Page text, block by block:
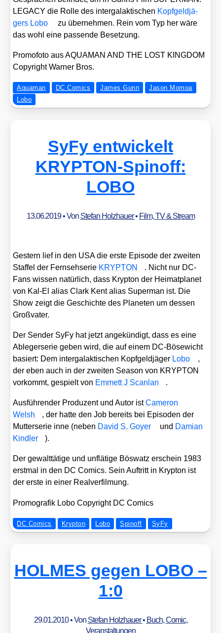
LEGACY die Rol­le des inter­ga­lak­ti­schen Kopf­geld­jä­
gers Lobo
zu über­neh­men. Rein vom Typ her wäre
das wohl eine pas­sen­de Beset­zung.
Pro­mo­fo­to aus AQUAMAN AND THE LOST KINGDOM
Copy­right War­ner Bros.
Aquaman DC Comics James Gunn
Jason Momoa
Lobo
SyFy entwickelt
KRYPTON-Spinoff:
LOBO
13.06.2019• Von Stefan Holzhauer• Film, TV & Stream
Ges­tern lief in den USA die ers­te Epi­so­de der zwei­ten
Staf­fel der Fern­seh­se­rie KRYPTON
. Nicht nur DC-
Fans wis­sen natür­lich, dass Kryp­ton der Hei­mat­pla­net
von Kal-El ali­as Clark Kent ali­as Super­man ist. Die
Show zeigt die Geschich­te des Pla­ne­ten um des­sen
Groß­va­ter.
Der Sen­der SyFy hat jetzt ange­kün­digt, dass es eine
Able­ger­se­rie geben wird, die auf einem DC-Böse­wicht
basiert: Dem inter­ga­lak­ti­schen Kopf­geld­jä­ger Lobo
,
der eben auch in der zwei­ten Sea­son von KRYPTON
vor­kommt, gespielt von Emmett J Scan­lan .
Aus­füh­ren­der Pro­du­zent und Autor istCame­ron
Welsh
, der hat­te den Job bereits bei Epi­so­den der
Mut­ter­se­rie inne (neben David S. Goy­er und Dami­an
Kind­ler
).
Der gewalt­tä­ti­ge und unflä­ti­ge Bös­watz erschein 1983
erst­mal in den DC Comics. Sein Auf­tritt in Kryp­ton ist
der ers­te in einer Real­ver­fil­mung.
Pro­mo­gra­fik Lobo Copy­right DC Comics
DC Comics Krypton Lobo Spinoff SyFy
HOLMES gegen LOBO –
1:0
29.01.2010• Von Stefan Holzhauer• Buch,Comic,
Veranstaltungen